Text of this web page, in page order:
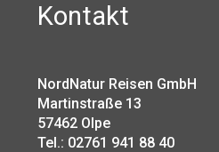
Kontakt
NordNatur Reisen GmbH
Martinstraße 13
57462 Olpe
Tel.: 02761 941 88 40